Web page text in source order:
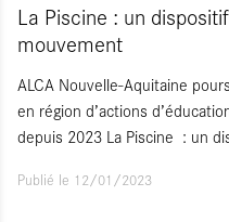
La Piscine : un
mouvement
ALCA Nouvelle-Aquitaine
en région d’actions
depuis 2023 La Piscine : un
Publié le 12/01/2023